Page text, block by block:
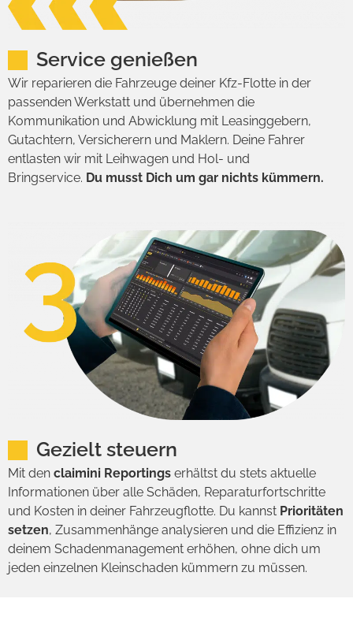
Service genießen
Wir reparieren die Fahrzeuge deiner Kfz-Flotte in der
passenden Werkstatt und übernehmen die
Kommunikation und Abwicklung mit Leasinggebern,
Gutachtern, Versicherern und Maklern. Deine Fahrer
entlasten wir mit Leihwagen und Hol- und
Bringservice. Du musst Dich um gar nichts kümmern.
Gezielt steuern
Mit den claimini Reportings erhältst du stets aktuelle
Informationen über alle Schäden, Reparaturfortschritte
und Kosten in deiner Fahrzeugflotte. Du kannst Prioritäten
setzen, Zusammenhänge analysieren und die Effizienz in
deinem Schadenmanagement erhöhen, ohne dich um
jeden einzelnen Kleinschaden kümmern zu müssen.